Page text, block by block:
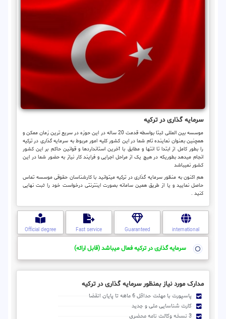
سرمایه گذاری در ترکیه
موسسه بین المللی ثبتا بواسطه قدمت 20 ساله در این حوزه در سریع ترین زمان ممکن و
همچنین بعنوان نماینده تام شما در این کشور کلیه امور مربوط به سرمایه گذاری در ترکیه
را بطور کامل از ابتدا تا انتها و مطابق با آخرین استانداردها و قوانین حاکم بر این کشور
انجام میدهد بطوریکه در هیچ یک از مراحل اجرایی و فرایند کار نیاز به حضور شما در این
کشور نمیباشد
هم اکنون به منظور سرمایه گذاری در ترکیه میتوانید با کارشناسان حقوقی موسسه تماس
حاصل نمایید و یا از طریق همین سامانه بصورت اینترنتی درخواست خود را ثبت نهایی
کنید .
international
Guaranteed
Fast service
Official degree
سرمایه گذاری در ترکیه فعال میباشد (قابل ارائه)
مدارک مورد نیاز بمنظور سرمایه گذاری در ترکیه
پاسپورت با مهلت حداقل 6 ماهه تا پایان انقضا
کارت شناسایی ملی و جدید
3 نسخه وکالت نامه محضری